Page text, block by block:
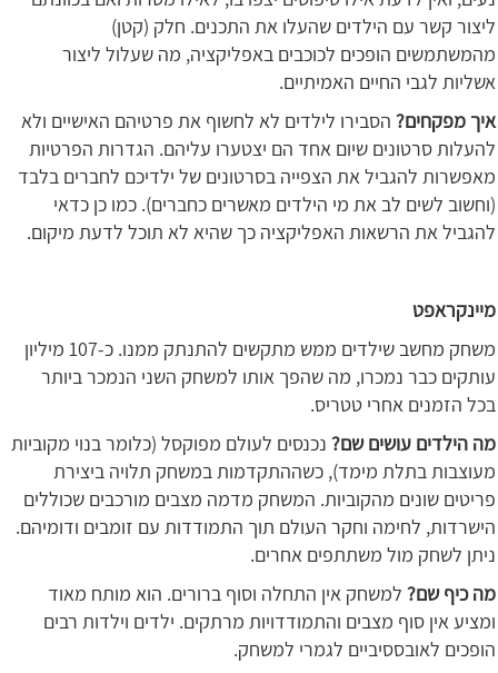
ליצור קשר עם הילדים שהעלו את התכנים. חלק (קטן)
מהמשתמשים הופכים לכוכבים באפליקציה, מה שעלול ליצור
אשליות לגבי החיים האמיתיים.
איך מפקחים? הסבירו לילדים לא לחשוף את פרטיהם האישיים ולא
להעלות סרטונים שיום אחד הם יצטערו עליהם. הגדרות הפרטיות
מאפשרות להגביל את הצפייה בסרטונים של ילדיכם לחברים בלבד
(וחשוב לשים לב את מי הילדים מאשרים כחברים). כמו כן כדאי
להגביל את הרשאות האפליקציה כך שהיא לא תוכל לדעת מיקום.
מיינקראפט
משחק מחשב שילדים ממש מתקשים להתנתק ממנו. כ-107 מיליון
עותקים כבר נמכרו, מה שהפך אותו למשחק השני הנמכר ביותר
בכל הזמנים אחרי טטריס.
מה הילדים עושים שם? נכנסים לעולם מפוקסל (כלומר בנוי מקוביות
מעוצבות בתלת מימד), כשההתקדמות במשחק תלויה ביצירת
פריטים שונים מהקוביות. המשחק מדמה מצבים מורכבים שכוללים
הישרדות, לחימה וחקר העולם תוך התמודדות עם זומבים ודומיהם.
ניתן לשחק מול משתתפים אחרים.
מה כיף שם? למשחק אין התחלה וסוף ברורים. הוא מותח מאוד
ומציע אין סוף מצבים והתמודדויות מרתקים. ילדים וילדות רבים
הופכים לאובססיביים לגמרי למשחק.